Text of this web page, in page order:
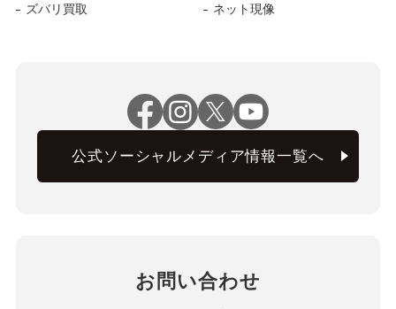
ズバリ買取 ネット現像
公式ソーシャルメディア情報一覧へ
お問い合わせ